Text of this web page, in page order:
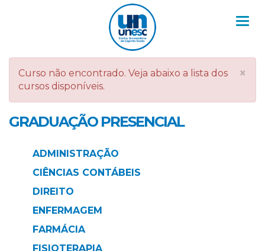
×
Curso não encontrado. Veja abaixo a lista dos
cursos disponíveis.
GRADUAÇÃO PRESENCIAL
ADMINISTRAÇÃO
CIÊNCIAS CONTÁBEIS
DIREITO
ENFERMAGEM
FARMÁCIA
FISIOTERAPIA